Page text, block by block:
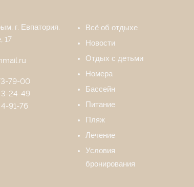
г. Евпатория,
17
79-00
3-24-49
4-91-76
Всё об отдыхе
Новости
Отдых с детьми
Номера
Бассейн
Питание
Пляж
Лечение
Условия
бронирования